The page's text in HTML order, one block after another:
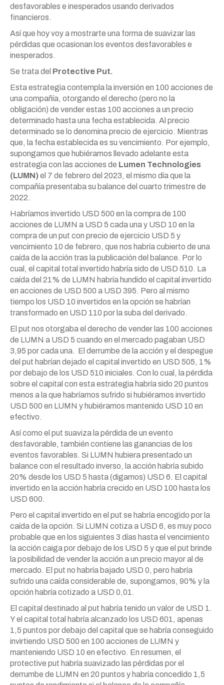
desfavorables e inesperados usando derivados
financieros.
Así que hoy voy a mostrarte una forma de suavizar las
pérdidas que ocasionan los eventos desfavorables e
inesperados.
Se trata del Protective Put.
Esta estrategia contempla la inversión en 100 acciones de
una compañía, otorgando el derecho (pero no la
obligación) de vender estas 100 acciones a un precio
determinado hasta una fecha establecida. Al precio
determinado se lo denomina precio de ejercicio. Mientras
que, la fecha establecida es su vencimiento. Por ejemplo,
supongamos que hubiéramos llevado adelante esta
estrategia con las acciones de Lumen Technologies
(LUMN)el 7 de febrero del 2023, el mismo día que la
compañía presentaba su balance del cuarto trimestre de
2022.
Habríamos invertido USD 500 en la compra de 100
acciones de LUMN a USD 5 cada una y USD 10 en la
compra de un put con precio de ejercicio USD 5 y
vencimiento 10 de febrero, que nos habría cubierto de una
caída de la acción tras la publicación del balance. Por lo
cual, el capital total invertido habría sido de USD 510. La
caída del 21% de LUMN habría hundido el capital invertido
en acciones de USD 500 a USD 395. Pero al mismo
tiempo los USD 10 invertidos en la opción se habrían
transformado en USD 110 por la suba del derivado.
El put nos otorgaba el derecho de vender las 100 acciones
de LUMN a USD 5 cuando en el mercado pagaban USD
3,95 por cada una. El derrumbe de la acción y el despegue
del put habrían dejado el capital invertido en USD 505, 1%
por debajo de los USD 510 iniciales. Con lo cual, la pérdida
sobre el capital con esta estrategia habría sido 20 puntos
menos a la que habríamos sufrido si hubiéramos invertido
USD 500 en LUMN y hubiéramos mantenido USD 10 en
efectivo.
Así como el put suaviza la pérdida de un evento
desfavorable, también contiene las ganancias de los
eventos favorables. Si LUMN hubiera presentado un
balance con el resultado inverso, la acción habría subido
20% desde los USD 5 hasta (digamos) USD 6. El capital
invertido en la acción habría crecido en USD 100 hasta los
USD 600.
Pero el capital invertido en el put se habría encogido por la
caída de la opción. Si LUMN cotiza a USD 6, es muy poco
probable que en los siguientes 3 días hasta el vencimiento
la acción caiga por debajo de los USD 5 y que el put brinde
la posibilidad de vender la acción a un precio mayor al de
mercado. El put no habría bajado USD 0, pero habría
sufrido una caída considerable de, supongamos, 90% y la
opción habría cotizado a USD 0,01.
El capital destinado al put habría tenido un valor de USD 1.
Y el capital total habría alcanzado los USD 601, apenas
1,5 puntos por debajo del capital que se habría conseguido
invirtiendo USD 500 en 100 acciones de LUMN y
manteniendo USD 10 en efectivo. En resumen, el
protective put habría suavizado las pérdidas por el
derrumbe de LUMN en 20 puntos y habría concedido 1,5